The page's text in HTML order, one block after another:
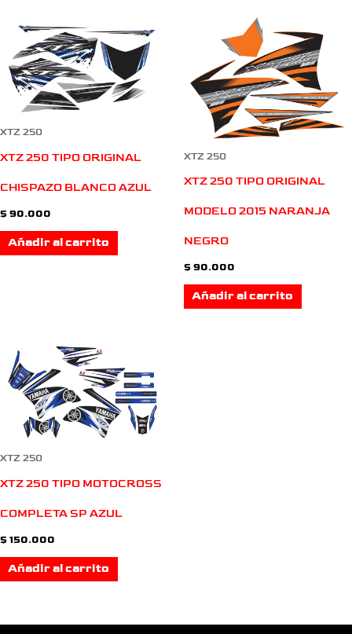
XTZ 250
XTZ 250 TIPO ORIGINAL
CHISPAZO BLANCO AZUL
$ 90.000
Añadir al carrito
XTZ 250
XTZ 250 TIPO ORIGINAL
MODELO 2015 NARANJA
NEGRO
$ 90.000
Añadir al carrito
XTZ 250
XTZ 250 TIPO MOTOCROSS
COMPLETA SP AZUL
$ 150.000
Añadir al carrito